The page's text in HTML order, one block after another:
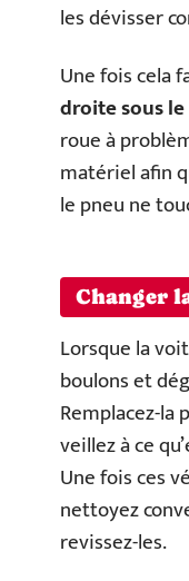
les dévisser
Une fois cela
droite sous
roue à
matériel afin
le pneu ne
Changer
Lorsque la
boulons et
Remplacez-la
veillez à ce
Une fois ces
nettoyez
revissez-les.